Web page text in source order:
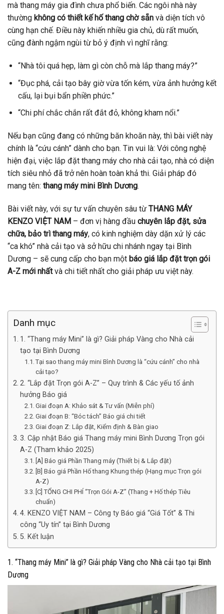
mà thang máy gia đình chưa phổ biến. Các ngôi nhà này
thường không có thiết kế hố thang chờ sẵn và diện tích vô
cùng hạn chế. Điều này khiến nhiều gia chủ, dù rất muốn,
cũng đành ngậm ngùi từ bỏ ý định vì nghĩ rằng:
“Nhà tôi quá hẹp, làm gì còn chỗ mà lắp thang máy?”
“Đục phá, cải tạo bây giờ vừa tốn kém, vừa ảnh hưởng kết
cấu, lại bụi bẩn phiền phức.”
“Chi phí chắc chắn rất đắt đỏ, không kham nổi.”
Nếu bạn cũng đang có những băn khoăn này, thì bài viết này
chính là “cứu cánh” dành cho bạn. Tin vui là: Với công nghệ
hiện đại, việc lắp đặt thang máy cho nhà cải tạo, nhà có diện
tích siêu nhỏ đã trở nên hoàn toàn khả thi. Giải pháp đó
mang tên: thang máy mini Bình Dương.
Bài viết này, với sự tư vấn chuyên sâu từ THANG MÁY
KENZO VIỆT NAM – đơn vị hàng đầu chuyên lắp đặt, sửa
chữa, bảo trì thang máy, có kinh nghiệm dày dặn xử lý các
“ca khó” nhà cải tạo và sở hữu chi nhánh ngay tại Bình
Dương – sẽ cung cấp cho bạn một báo giá lắp đặt trọn gói
A-Z mới nhấtvà chi tiết nhất cho giải pháp ưu việt này.
Danh mục
1. “Thang máy Mini” là gì? Giải pháp Vàng cho Nhà cải
tạo tại Bình Dương
Tại sao thang máy mini Bình Dương là “cứu cánh” cho nhà
cải tạo?
2. “Lắp đặt Trọn gói A-Z” – Quy trình & Các yếu tố ảnh
hưởng Báo giá
Giai đoạn A: Khảo sát & Tư vấn (Miễn phí)
Giai đoạn B: “Bóc tách” Báo giá chi tiết
Giai đoạn Z: Lắp đặt, Kiểm định & Bàn giao
3. Cập nhật Báo giá Thang máy mini Bình Dương Trọn gói
A-Z (Tham khảo 2025)
[A] Báo giá Phần Thang máy (Thiết bị & Lắp đặt)
[B] Báo giá Phần Hố thang Khung thép (Hạng mục Trọn gói
A-Z)
[C] TỔNG CHI PHÍ “Trọn Gói A-Z” (Thang + Hố thép Tiêu
chuẩn)
4. KENZO VIỆT NAM – Công ty Báo giá “Giá Tốt” & Thi
công “Uy tín” tại Bình Dương
5. Kết luận
1. “Thang máy Mini” là gì? Giải pháp Vàng cho Nhà cải tạo tại Bình
Dương